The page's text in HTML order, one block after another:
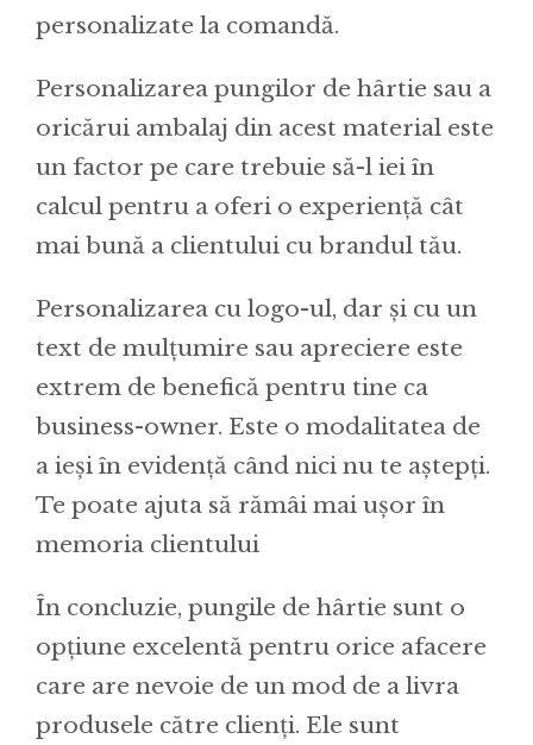
personalizate la comandă.
Personalizarea pungilor de hârtie sau a
oricărui ambalaj din acest material este
un factor pe care trebuie să-l iei în
calcul pentru a oferi o experiență cât
mai bună a clientului cu brandul tău.
Personalizarea cu logo-ul, dar și cu un
text de mulțumire sau apreciere este
extrem de benefică pentru tine ca
business-owner. Este o modalitatea de
a ieși în evidență când nici nu te aștepți.
Te poate ajuta să rămâi mai ușor în
memoria clientului
În concluzie, pungile de hârtie sunt o
opțiune excelentă pentru orice afacere
care are nevoie de un mod de a livra
produsele către clienți. Ele sunt